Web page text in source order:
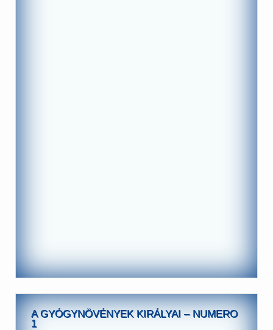
A GYÓGYNÖVÉNYEK KIRÁLYAI – NUMERO
1